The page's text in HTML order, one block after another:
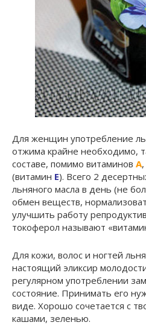
Для женщин употребление
отжима крайне необходимо,
составе, помимо витаминов А,
(витамин Е). Всего 2
льняного масла в день (не
обмен веществ,
улучшить работу
токоферол называют
Для кожи, волос и ногтей
настоящий эликсир
регулярном употреблении
состояние. Принимать его
виде. Хорошо сочетается с
кашами, зеленью.